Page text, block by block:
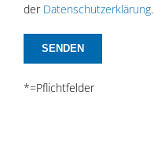
der Datenschutzerklärung.
*=Pflichtfelder